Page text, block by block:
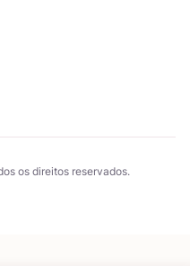
os direitos reservados.